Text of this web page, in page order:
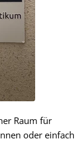
Raum für
oder einfach